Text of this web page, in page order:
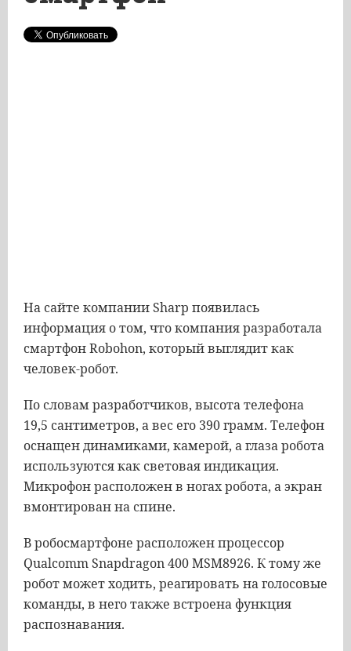
На сайте компании Sharp появилась
информация о том, что компания разработала
смартфон Robohon, который выглядит как
человек-робот.
По словам разработчиков, высота телефона
19,5 сантиметров, а вес его 390 грамм. Телефон
оснащен динамиками, камерой, а глаза робота
используются как световая индикация.
Микрофон расположен в ногах робота, а экран
вмонтирован на спине.
В робосмартфоне расположен процессор
Qualcomm Snapdragon 400 MSM8926. К тому же
робот может ходить, реагировать на голосовые
команды, в него также встроена функция
распознавания.